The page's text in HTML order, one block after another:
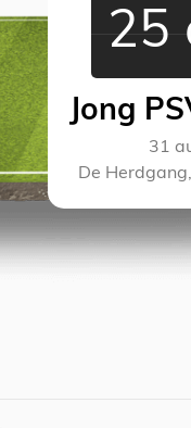
25
Jong
31
De